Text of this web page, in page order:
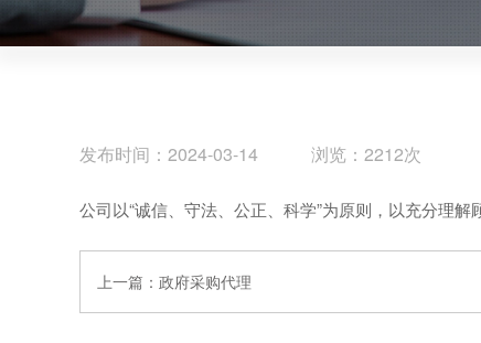
发布时间：2024-03-14 浏览：2212次
公司以“诚信、守法、公正、科学”为原则，以充分理
上一篇： 政府采购代理